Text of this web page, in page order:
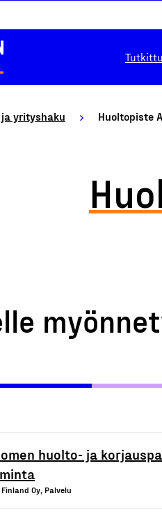
ja yrityshaku Huoltopiste
huolto- ja
Oy, Palvelu